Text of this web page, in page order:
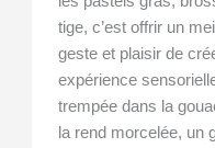
tige, c’est offrir un
geste et plaisir de
expérience
trempée dans la
la rend morcelée, un